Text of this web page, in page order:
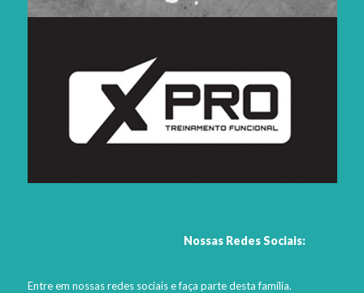
Nossas Redes Sociais:
Entre em nossas redes sociais e faça parte desta família.